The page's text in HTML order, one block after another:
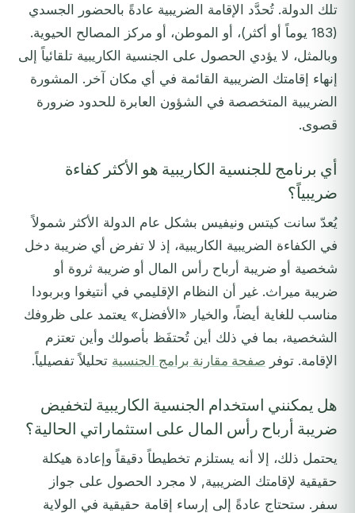
تلك الدولة. تُحدَّد الإقامة الضريبية عادةً بالحضور الجسدي
(183 يوماً أو أكثر)، أو الموطن، أو مركز المصالح الحيوية.
وبالمثل، لا يؤدي الحصول على الجنسية الكاريبية تلقائياً إلى
إنهاء إقامتك الضريبية القائمة في أي مكان آخر. المشورة
الضريبية المتخصصة في الشؤون العابرة للحدود ضرورة
قصوى.
أي برنامج للجنسية الكاريبية هو الأكثر كفاءة
ضريبياً؟
يُعدّ سانت كيتس ونيفيس بشكل عام الدولة الأكثر شمولاً
في الكفاءة الضريبية الكاريبية، إذ لا تفرض أي ضريبة دخل
شخصية أو ضريبة أرباح رأس المال أو ضريبة ثروة أو
ضريبة ميراث. غير أن النظام الإقليمي في أنتيغوا وبربودا
مناسب للغاية أيضاً، والخيار «الأفضل» يعتمد على ظروفك
الشخصية، بما في ذلك أين تُحتفَظ بأصولك وأين تعتزم
الإقامة. توفر صفحة مقارنة برامج الجنسية تحليلاً تفصيلياً.
هل يمكنني استخدام الجنسية الكاريبية لتخفيض
ضريبة أرباح رأس المال على استثماراتي الحالية؟
يحتمل ذلك، إلا أنه يستلزم تخطيطاً دقيقاً وإعادة هيكلة
حقيقية لإقامتك الضريبية, لا مجرد الحصول على جواز
سفر. ستحتاج عادةً إلى إرساء إقامة حقيقية في الولاية